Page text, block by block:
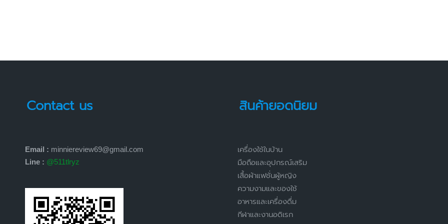
Contact us
Email : minniereview69@gmail.com
Line : @511tlryz
สินค้ายอดนิยม
เครื่องใช้ในบ้าน
มือถือและอุปกรณ์เสริม
เสื้อผ้าแฟชั่นผู้หญิง
ความงามและของใช้
อาหารและเครื่องดื่ม
กีฬาและงานอดิเรก